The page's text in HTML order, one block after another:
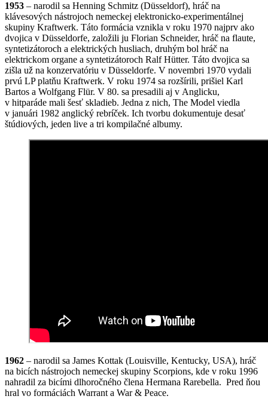
1953 – narodil sa Henning Schmitz (Düsseldorf), hráč na
klávesových nástrojoch nemeckej elektronicko-experimentálnej
skupiny Kraftwerk. Táto formácia vznikla v roku 1970 najprv ako
dvojica v Düsseldorfe, založili ju Florian Schneider, hráč na flaute,
syntetizátoroch a elektrických husliach, druhým bol hráč na
elektrickom organe a syntetizátoroch Ralf Hütter. Táto dvojica sa
zišla už na konzervatóriu v Düsseldorfe. V novembri 1970 vydali
prvú LP platňu Kraftwerk. V roku 1974 sa rozšírili, prišiel Karl
Bartos a Wolfgang Flür. V 80. sa presadili aj v Anglicku,
v hitparáde mali šesť skladieb. Jedna z nich, The Model viedla
v januári 1982 anglický rebríček. Ich tvorbu dokumentuje desať
štúdiových, jeden live a tri kompilačné albumy.
1962 – narodil sa James Kottak (Louisville, Kentucky, USA), hráč
na bicích nástrojoch nemeckej skupiny Scorpions, kde v roku 1996
nahradil za bicími dlhoročného člena Hermana Rarebella. Pred ňou
hral vo formáciách Warrant a War & Peace.